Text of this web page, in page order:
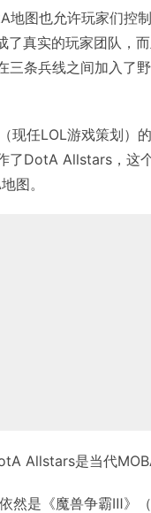
图也允许玩家们控
了真实的玩家团队，
三条兵线之间加入了
现任LOL游戏策划）
了DotA Allstars，这
图。
Allstars是当代
然是《魔兽争霸Ⅲ》